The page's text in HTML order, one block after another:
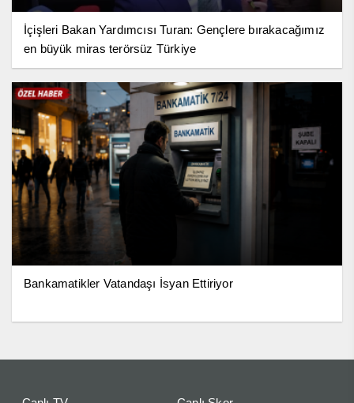
İçişleri Bakan Yardımcısı Turan: Gençlere bırakacağımız
en büyük miras terörsüz Türkiye
Bankamatikler Vatandaşı İsyan Ettiriyor